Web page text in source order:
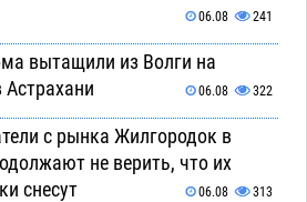
06.08 241
вытащили из Волги на
06.08 322
с рынка Жилгородок в
не верить, что их
снесут
06.08 313